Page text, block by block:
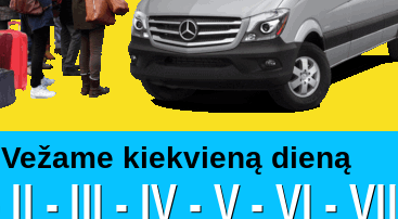
Vežame kiekvieną dieną